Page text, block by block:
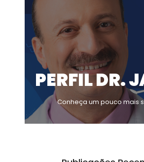
PERFIL DR.
Conheça um pouco mais